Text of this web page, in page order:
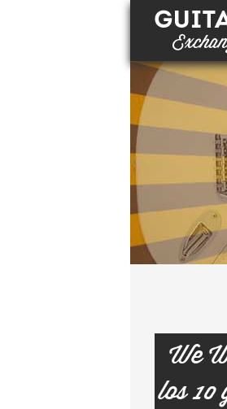
Guitars Exchange
We
los